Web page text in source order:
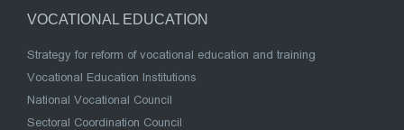
VOCATIONAL EDUCATION
Strategy for reform of vocational education and training
Vocational Education Institutions
National Vocational Council
Sectoral Coordination Council